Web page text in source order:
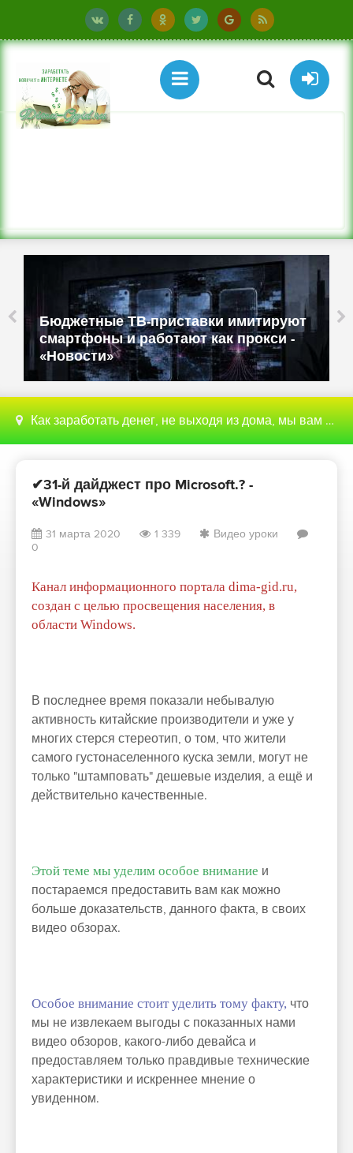
Бюджетные ТВ-приставки имитируют
смартфоны и работают как прокси -
«Новости»
Как заработать денег, не выходя из дома, мы вам поможем с этим разобраться
✔31-й дайджест про Microsoft.? -
«Windows»
31 марта 2020 1 339
Видео уроки
0
Канал информационного портала dima-gid.ru,
создан с целью просвещения населения, в
области Windows.
В последнее время показали небывалую
активность китайские производители и уже у
многих стерся стереотип, о том, что жители
самого густонаселенного куска земли, могут не
только "штамповать" дешевые изделия, а ещё и
действительно качественные.
Этой теме мы уделим особое внимание и
постараемся предоставить вам как можно
больше доказательств, данного факта, в своих
видео обзорах.
Особое внимание стоит уделить тому факту, что
мы не извлекаем выгоды с показанных нами
видео обзоров, какого-либо девайса и
предоставляем только правдивые технические
характеристики и искреннее мнение о
увиденном.